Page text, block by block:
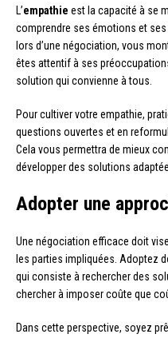
L’empathie est la capacité à se
comprendre ses émotions et ses
lors d’une négociation, vous
êtes attentif à ses
solution qui convienne à tous.
Pour cultiver votre empathie,
questions ouvertes et en
Cela vous permettra de mieux
développer des solutions
Adopter une
Une négociation efficace doit
les parties impliquées. Adoptez
qui consiste à rechercher des
chercher à imposer coûte que
Dans cette perspective, soyez